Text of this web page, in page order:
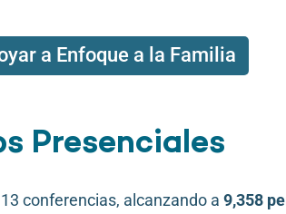
a Enfoque a la Familia
Presenciales
conferencias, alcanzando a 9,358